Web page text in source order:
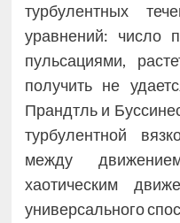
турбулентных
уравнений: число
пульсациями,
получить не
Прандтль и
турбулентной
между
хаотическим
универсального